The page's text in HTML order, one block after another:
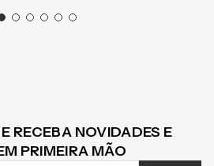
RECEBA NOVIDADES E
PRIMEIRA MÃO